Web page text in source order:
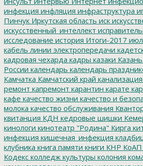
инфекция инфляция инфраструктура
Пинчук Иркутская область иск
искусственный_интеллект
исследование история Итоги-2017
кабель линии электропередачи
кадровая чехарда кадры казаки Казань
России календарь календарь
Камчатка Камчатский край канализация
ремонт капремонт карантин карате
кафе качество жизни качество и
молока качество обслуживания
квитанция КДН кедровые шишки
кинологи кинотеатр "Родина" Кирга
инфекция кишечная_инфекция
клубника книга памяти книги КНР КоАП
Кодекс колледж культуры колония